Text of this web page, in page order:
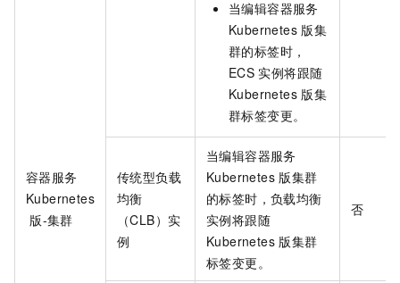
容器服务
Kubernetes
版-集群
当编辑容器服务
Kubernetes 版集
群的标签时，
ECS 实例将跟随
Kubernetes 版集
群标签变更。
传统型负载
均衡
（CLB）实
例
当编辑容器服务
Kubernetes 版集群
的标签时，负载均衡
实例将跟随
Kubernetes 版集群
标签变更。
否